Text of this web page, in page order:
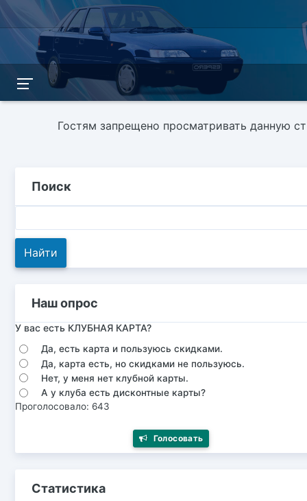
Гостям запрещено просматривать данную
Поиск
Наш опрос
У вас есть КЛУБНАЯ КАРТА?
Да, есть карта и пользуюсь скидками.
Да, карта есть, но скидками не пользуюсь.
Нет, у меня нет клубной карты.
А у клуба есть дисконтные карты?
Проголосовало: 643
Голосовать
Статистика